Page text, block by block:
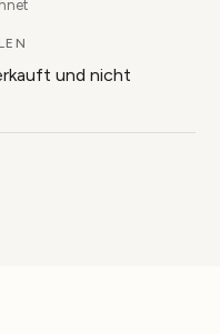
und nicht